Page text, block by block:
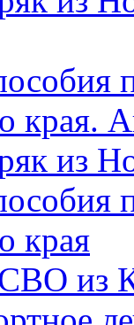
края.
из
края
из